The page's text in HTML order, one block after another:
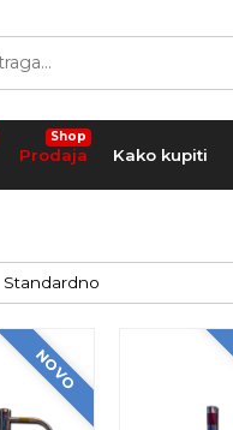
Prodaja
Shop
Kako kupiti
NOVO